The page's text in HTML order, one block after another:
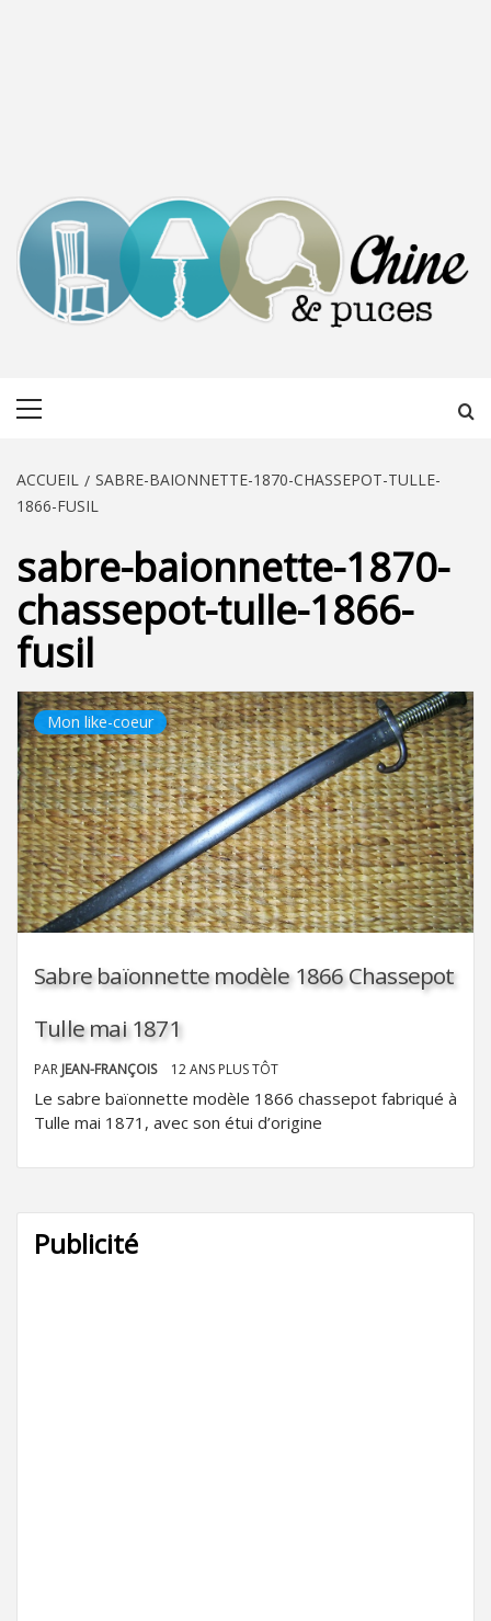
ACCUEIL
SABRE-BAIONNETTE-1870-CHASSEPOT-TULLE-
1866-FUSIL
sabre-baionnette-1870-
chassepot-tulle-1866-
fusil
Mon like-coeur
Sabre baïonnette modèle 1866 Chassepot
Tulle mai 1871
PAR JEAN-FRANÇOIS 12 ANS PLUS TÔT
Le sabre baïonnette modèle 1866 chassepot fabriqué à
Tulle mai 1871, avec son étui d’origine
Publicité